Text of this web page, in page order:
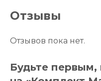
Отзывы
Отзывов пока нет.
Будьте первым,